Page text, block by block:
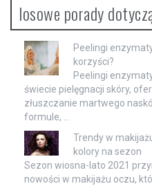
losowe porady
Peelingi
korzyści?
Peelingi
świecie pielęgnacji skóry,
złuszczanie martwego
formule, …
Trendy w
kolory na sezon
Sezon wiosna-lato 2021
nowości w makijażu oczu,